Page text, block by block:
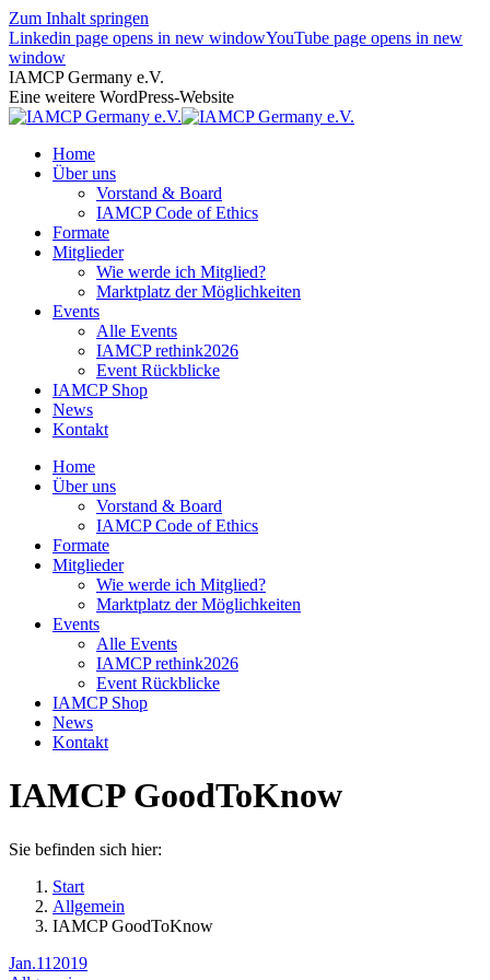
Zum Inhalt springen
Linkedin page opens in new windowYouTube page opens in new
window
IAMCP Germany e.V.
Eine weitere WordPress-Website
Home
Über uns
Vorstand & Board
IAMCP Code of Ethics
Formate
Mitglieder
Wie werde ich Mitglied?
Marktplatz der Möglichkeiten
Events
Alle Events
IAMCP rethink2026
Event Rückblicke
IAMCP Shop
News
Kontakt
Home
Über uns
Vorstand & Board
IAMCP Code of Ethics
Formate
Mitglieder
Wie werde ich Mitglied?
Marktplatz der Möglichkeiten
Events
Alle Events
IAMCP rethink2026
Event Rückblicke
IAMCP Shop
News
Kontakt
IAMCP GoodToKnow
Sie befinden sich hier:
Start
Allgemein
IAMCP GoodToKnow
Jan.11 2019